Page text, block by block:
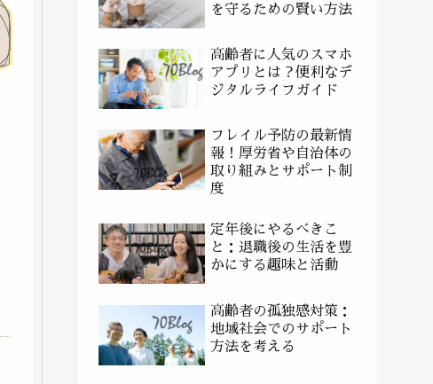
を守るための賢い方法
高齢者に人気のスマホ
アプリとは？便利なデ
ジタルライフガイド
フレイル予防の最新情
報！厚労省や自治体の
取り組みとサポート制
度
定年後にやるべきこ
と：退職後の生活を豊
かにする趣味と活動
高齢者の孤独感対策：
地域社会でのサポート
方法を考える